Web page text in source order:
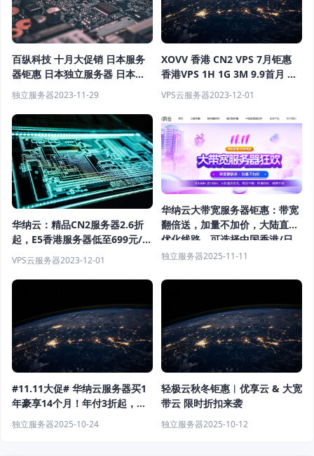
百纵科技 十月大促销 日本服务
器钜惠 日本独立服务器 日本站
群服务器 日本宿主机服务器 日
本母机 大促销
独立服务器2023-11-29
XOVV 香港 CN2 VPS 7月钜惠
香港VPS 1H 1G 3M 9.9首月 美
国VPS 1H 1G 10M 9.9首月
VPS云服务器2023-12-01
华纳云：精品CN2服务器2.6折
起，E5香港服务器低至699元/
月，买云服务器就送SSL证书
VPS云服务器2023-12-01
华纳云大带宽服务器钜惠：带宽
翻倍送，加量不加价，大陆直连
优化线路，可选择中国香港/日
本机房，终身同价续费不涨
独立服务器2025-11-11
#11.11大促# 华纳云服务器买1
年豪享14个月！年付3折起，入
门款仅需17元/月，全球热门节
点畅联!
独立服务器2025-10-24
轻极云秋冬钜惠︱优享云 & 大宽
带云 限时折扣来袭
独立服务器2025-10-12